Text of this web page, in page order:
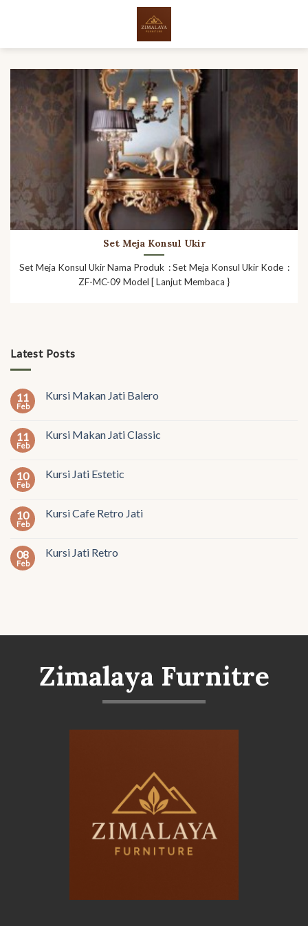
Latest Posts
11
Feb
Kursi Makan Jati Balero
11
Feb
Kursi Makan Jati Classic
10
Feb
Kursi Jati Estetic
10
Feb
Kursi Cafe Retro Jati
08
Feb
Kursi Jati Retro
Set Meja Konsul Ukir
Set Meja Konsul Ukir Nama Produk : Set Meja Konsul Ukir Kode :
ZF-MC-09 Model [ Lanjut Membaca }
Zimalaya Furnitre